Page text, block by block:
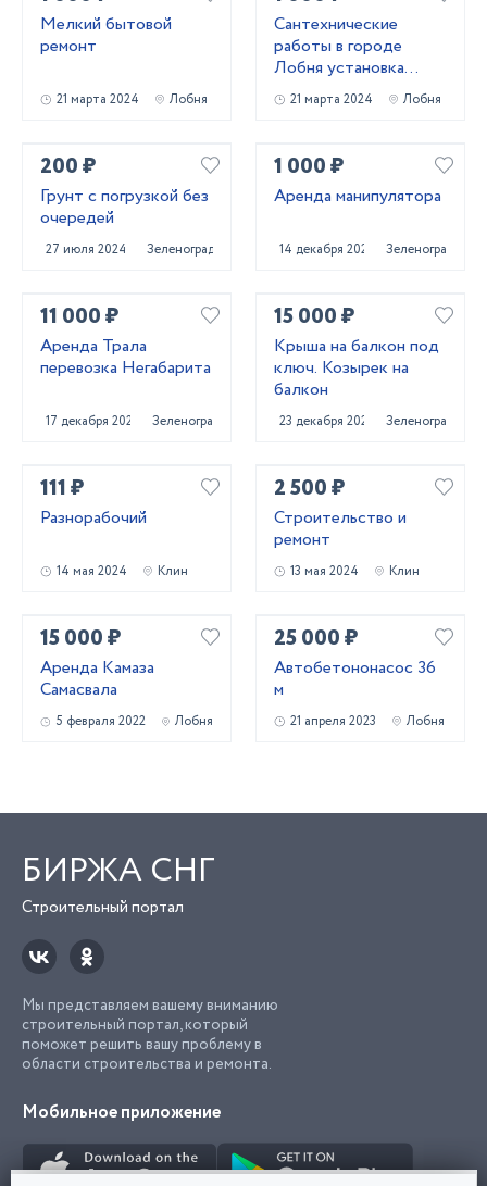
Мелкий бытовой
ремонт
21 марта 2024 Лобня
Сантехнические
работы в городе
Лобня установка
замена ремонт
21 марта 2024 Лобня
200 ₽
Грунт с погрузкой без
очередей
27 июля 2024 Зеленоград
1 000 ₽
Аренда манипулятора
14 декабря 2020 Зеленоград
11 000 ₽
Аренда Трала
перевозка Негабарита
17 декабря 2020 Зеленоград
15 000 ₽
Крыша на балкон под
ключ. Козырек на
балкон
23 декабря 2020 Зеленоград
111 ₽
Разнорабочий
14 мая 2024 Клин
2 500 ₽
Строительство и
ремонт
13 мая 2024 Клин
15 000 ₽
Аренда Камаза
Самасвала
5 февраля 2022 Лобня
25 000 ₽
Автобетононасос 36
м
21 апреля 2023 Лобня
БИРЖА СНГ
Строительный портал
Мы представляем вашему вниманию
строительный портал, который
поможет решить вашу проблему в
области строительства и ремонта.
Мобильное приложение